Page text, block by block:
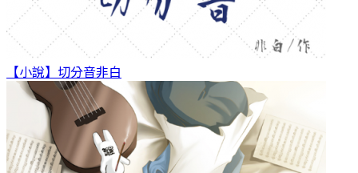
【小說】切分音非白